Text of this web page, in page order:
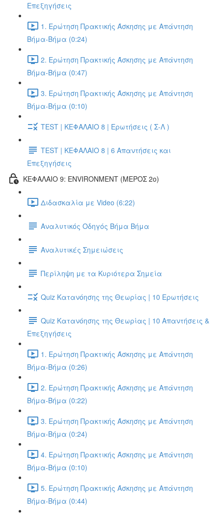
Επεξηγήσεις
1. Ερώτηση Πρακτικής Άσκησης με Απάντηση
Βήμα-Βήμα (0:24)
2. Ερώτηση Πρακτικής Άσκησης με Απάντηση
Βήμα-Βήμα (0:47)
3. Ερώτηση Πρακτικής Άσκησης με Απάντηση
Βήμα-Βήμα (0:10)
TEST | ΚΕΦΑΛΑΙΟ 8 | Ερωτήσεις ( Σ-Λ )
TEST | ΚΕΦΑΛΑΙΟ 8 | 6 Απαντήσεις και
Επεξηγήσεις
ΚΕΦΑΛΑΙΟ 9: ENVIRONMENT (ΜΕΡΟΣ 2o)
Διδασκαλία με Video (6:22)
Αναλυτικός Οδηγός Βήμα Βήμα
Αναλυτικές Σημειώσεις
Περίληψη με τα Κυριότερα Σημεία
Quiz Κατανόησης της Θεωρίας | 10 Ερωτήσεις
Quiz Κατανόησης της Θεωρίας | 10 Απαντήσεις &
Επεξηγήσεις
1. Ερώτηση Πρακτικής Άσκησης με Απάντηση
Βήμα-Βήμα (0:26)
2. Ερώτηση Πρακτικής Άσκησης με Απάντηση
Βήμα-Βήμα (0:22)
3. Ερώτηση Πρακτικής Άσκησης με Απάντηση
Βήμα-Βήμα (0:24)
4. Ερώτηση Πρακτικής Άσκησης με Απάντηση
Βήμα-Βήμα (0:10)
5. Ερώτηση Πρακτικής Άσκησης με Απάντηση
Βήμα-Βήμα (0:44)